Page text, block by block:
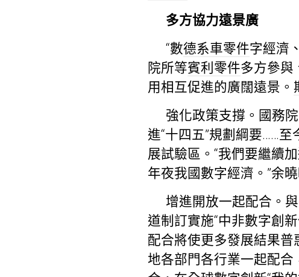
多方協力遠景廣
“數德系車零件字經濟
院所等賓利零件多方參與
用相互促進的廣闊遠景。
強化政策支撐。國務
進“十四五”規劃綱要……
展試驗區。“我們要繼續
年夜我國數字經濟。”余曉
增進開放一起配合。
道制訂實施“中非數字創
配合將使更多發展結果普
地各部門各行業一起配